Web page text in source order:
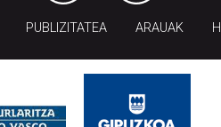
PUBLIZITATEA ARAUAK